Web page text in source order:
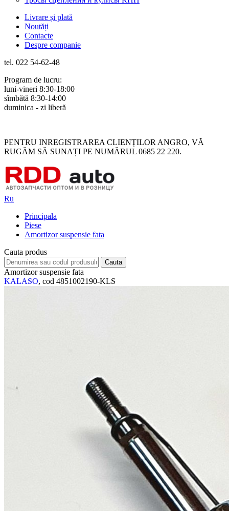
Livrare și plată
Noutăți
Contacte
Despre companie
tel. 022 54-62-48
Program de lucru:
luni-vineri 8:30-18:00
sîmbătă 8:30-14:00
duminica - zi liberă
PENTRU INREGISTRAREA CLIENȚILOR ANGRO, VĂ
RUGĂM SĂ SUNAȚI PE NUMĂRUL 0685 22 220.
Ru
Principala
Piese
Amortizor suspensie fata
Cauta produs
Amortizor suspensie fata
KALASO, cod 4851002190-KLS